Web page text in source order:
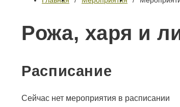
Рожа, харя и
Расписание
Сейчас нет мероприятия в расписании